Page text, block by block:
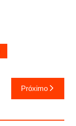
Próximo